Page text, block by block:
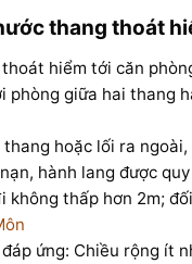
thang thoát
hiểm tới căn
phòng giữa hai thang
hoặc lối ra
hành lang được
không thấp hơn 2m;
ứng: Chiều rộng ít